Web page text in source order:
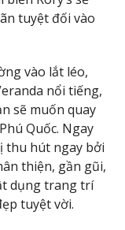
tuyệt đối vào
vào lắt léo,
nổi tiếng,
sẽ muốn quay
Quốc. Ngay
thu hút ngay bởi
thiện, gần gũi,
dụng trang trí
tuyệt vời.